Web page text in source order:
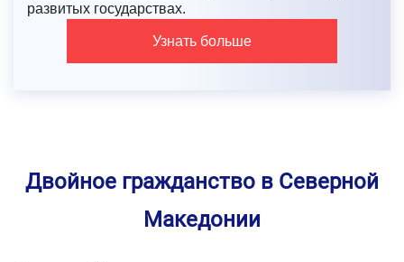
развитых государствах.
Узнать больше
Двойное гражданство в Северной
Македонии